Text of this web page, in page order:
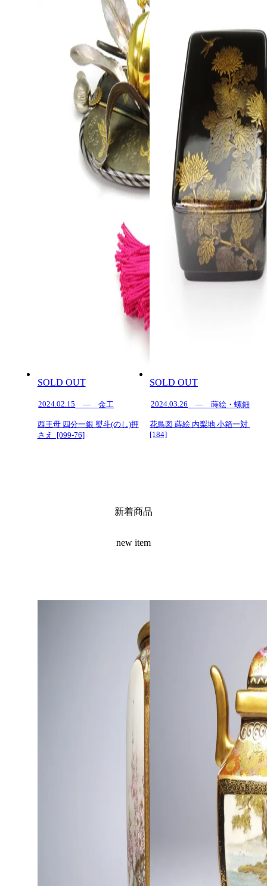
SOLD OUT
2024.02.15 — 金工
西王母 四分一銀 熨斗(のし)押
さえ [099-76]
SOLD OUT
2024.03.26 — 蒔絵・螺鈿
花鳥図 蒔絵 内梨地 小箱一対
[184]
新着商品
new item